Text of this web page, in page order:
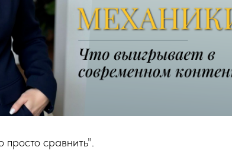
просто сравнить".